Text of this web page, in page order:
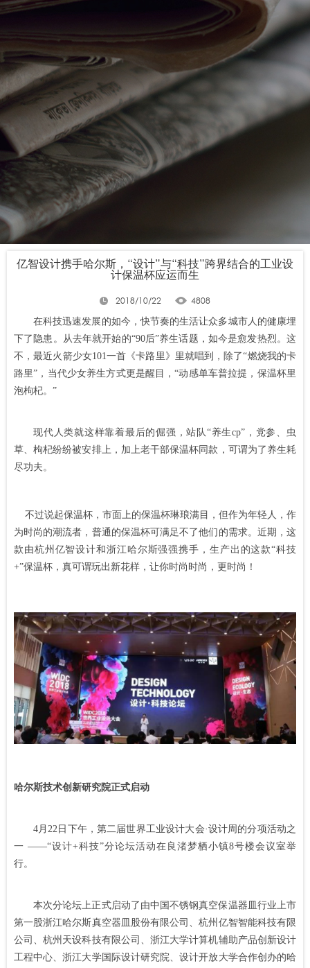
亿智设计携手哈尔斯，“设计”与“科技”跨界结合的工业设
计保温杯应运而生
2018/10/22 4808
在科技迅速发展的如今，快节奏的生活让众多城市人的健康埋
下了隐患。从去年就开始的“90后”养生话题，如今是愈发热烈。这
不，最近火箭少女101一首《卡路里》里就唱到，除了“燃烧我的卡
路里”，当代少女养生方式更是醒目，“动感单车普拉提，保温杯里
泡枸杞。”
现代人类就这样靠着最后的倔强，站队“养生cp”，党参、虫
草、枸杞纷纷被安排上，加上老干部保温杯同款，可谓为了养生耗
尽功夫。
不过说起保温杯，市面上的保温杯琳琅满目，但作为年轻人，作
为时尚的潮流者，普通的保温杯可满足不了他们的需求。近期，这
款由杭州亿智设计和浙江哈尔斯强强携手，生产出的这款“科技
+”保温杯，真可谓玩出新花样，让你时尚时尚，更时尚！
哈尔斯技术创新研究院正式启动
4月22日下午，第二届世界工业设计大会·设计周的分项活动之
一 ——“设计+科技”分论坛活动在良渚梦栖小镇8号楼会议室举
行。
本次分论坛上正式启动了由中国不锈钢真空保温器皿行业上市
第一股浙江哈尔斯真空器皿股份有限公司、杭州亿智智能科技有限
公司、杭州天设科技有限公司、浙江大学计算机辅助产品创新设计
工程中心、浙江大学国际设计研究院、设计开放大学合作创办的哈